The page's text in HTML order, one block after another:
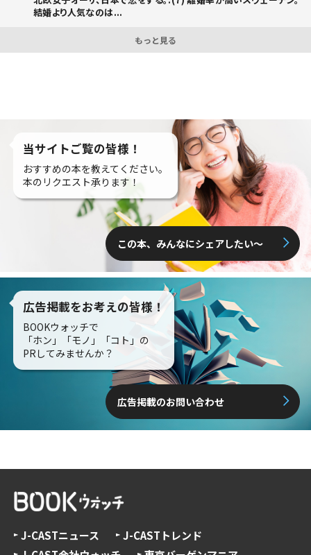
結婚より人気なのは...
もっと見る
当サイトご覧の皆様！
おすすめの本を教えてください。
本のリクエスト承ります！
この本、みんなにシェアしたい〜
広告掲載をお考えの皆様！
BOOKウォッチで
「ホン」「モノ」「コト」の
PRしてみませんか？
広告掲載のお問い合わせ
J-CASTニュース
J-CASTトレンド